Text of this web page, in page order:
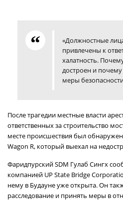
«Должностные
привлечены к
халатность.
достроен и
меры
После трагедии местные власти
ответственных за строительство
месте происшествия был
Wagon R, который выехал на
Фаридпурский SDM Гулаб Сингх
компанией UP State Bridge
нему в Будауне уже открыта. Он
расследование и принять меры в